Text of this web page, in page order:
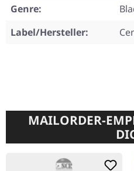
Genre:
Label/Hersteller:
MAILORDER-